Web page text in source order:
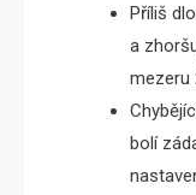
Příliš
a
mezeru
bolí